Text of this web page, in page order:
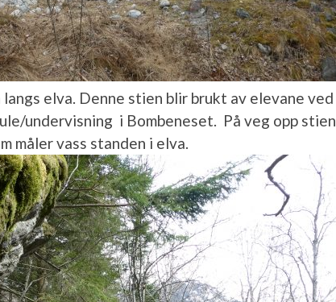
elva. Denne stien blir brukt av elevane ved
undervisning i Bombeneset. På veg opp stien
måler vass standen i elva.